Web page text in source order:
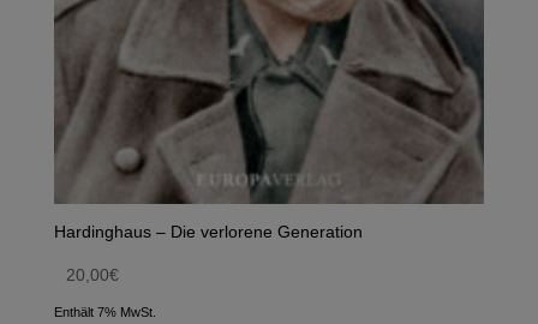
Hardinghaus – Die verlorene Generation
20,00€
Enthält 7% MwSt.